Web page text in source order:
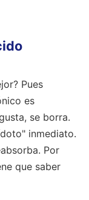
Pues
es
se borra.
inmediato.
Por
que saber